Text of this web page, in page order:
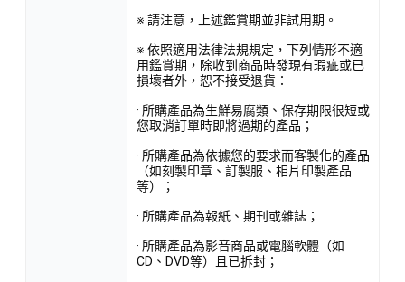
※ 請注意，上述鑑賞期並非試用期。
※ 依照適用法律法規規定，下列情形不適
用鑑賞期，除收到商品時發現有瑕疵或已
損壞者外，恕不接受退貨：
· 所購產品為生鮮易腐類、保存期限很短或
您取消訂單時即將過期的產品；
· 所購產品為依據您的要求而客製化的產品
（如刻製印章、訂製服、相片印製產品
等）；
· 所購產品為報紙、期刊或雜誌；
· 所購產品為影音商品或電腦軟體（如
CD、DVD等）且已拆封；